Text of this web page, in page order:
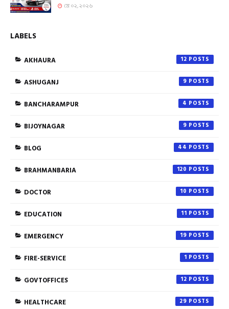
মে ০২, ২০২৬
LABELS
AKHAURA 12
ASHUGANJ 9
BANCHARAMPUR 4
BIJOYNAGAR 9
BLOG 44
BRAHMANBARIA 120
DOCTOR 10
EDUCATION 11
EMERGENCY 19
FIRE-SERVICE 1
GOVTOFFICES 12
HEALTHCARE 29